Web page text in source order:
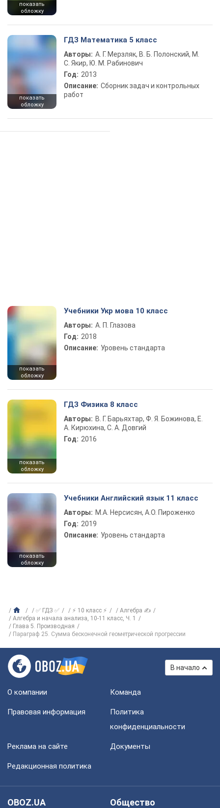
показать
обложку
показать
обложку
ГДЗ Математика 5 класс
Авторы: А. Г. Мерзляк, В. Б. Полонский, М.
С. Якир, Ю. М. Рабинович
Год: 2013
Описание: Сборник задач и контрольных
работ
показать
обложку
Учебники Укр мова 10 класс
Авторы: А. П. Глазова
Год: 2018
Описание: Уровень стандарта
показать
обложку
ГДЗ Физика 8 класс
Авторы: В. Г. Барьяхтар, Ф. Я. Божинова, Е.
А. Кирюхина, С. А. Довгий
Год: 2016
показать
обложку
Учебники Английский язык 11 класс
Авторы: М.А. Нерсисян, А.О. Пироженко
Год: 2019
Описание: Уровень стандарта
✅ ГДЗ ✅ ⚡ 10 класс ⚡
Алгебра ✍
Алгебра и начала анализа, 10-11 класс, Ч. 1
Глава 5. Производная
Параграф 25. Сумма бесконечной геометрической прогрессии
В начало
О компании Команда
Правовая информация
Политика
конфиденциальности
Реклама на сайте Документы
Редакционная политика
OBOZ.UA
Общество